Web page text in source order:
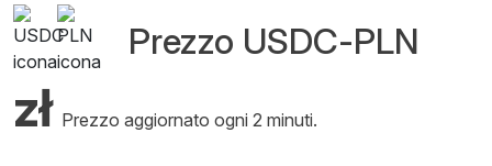
Prezzo USDC-PLN
zł Prezzo aggiornato ogni 2 minuti.